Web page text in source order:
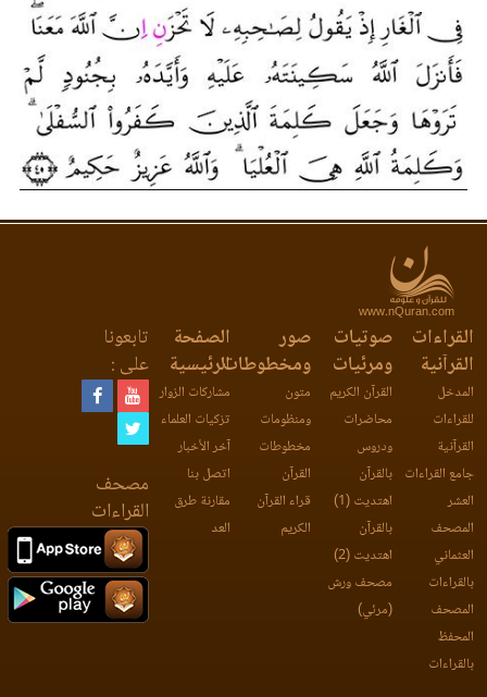
www.nQuran.com
القراءات
القرآنية
المدخل
للقراءات
القرآنية
جامع القراءات
العشر
المصحف
العثماني
بالقراءات
المصحف
المحفظ
بالقراءات
صوتيات
ومرئيات
القرآن الكريم
محاضرات
ودروس
بالقرآن
اهتديت (1)
بالقرآن
اهتديت (2)
مصحف ورش
(مرئي)
صور
ومخطوطات
متون
ومنظومات
مخطوطات
القرآن
قراء القرآن
الكريم
الصفحة
الرئيسية
مشاركات الزوار
تزكيات العلماء
آخر الأخبار
اتصل بنا
مقارنة طرق
العد
تابعونا
على :
مصحف
القراءات